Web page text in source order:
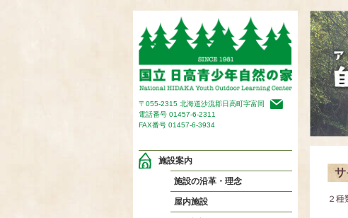
〒055-2315 北海道沙流郡日高町字富岡
電話番号 01457-6-2311
FAX番号 01457-6-3934
施設案内
施設の沿革・理念
屋内施設 ２種